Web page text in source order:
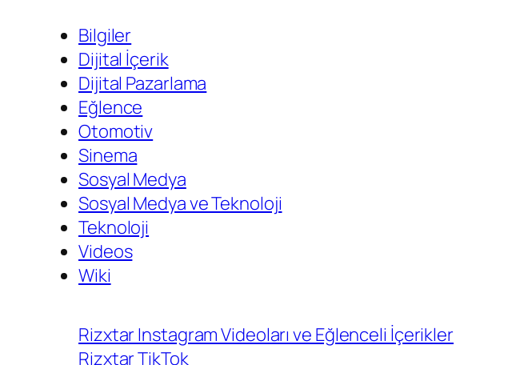
Bilgiler
Dijital İçerik
Dijital Pazarlama
Eğlence
Otomotiv
Sinema
Sosyal Medya
Sosyal Medya ve Teknoloji
Teknoloji
Videos
Wiki
Rizxtar Instagram Videoları ve Eğlenceli İçerikler
Rizxtar TikTok